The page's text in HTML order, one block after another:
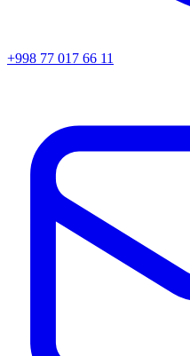
+998 77 017 66 11